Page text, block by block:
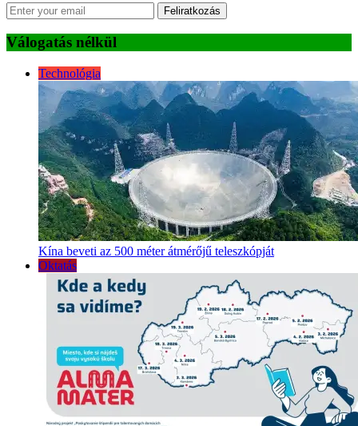
Feliratkozás
Válogatás nélkül
Technológia
Kína beveti az 500 méter átmérőjű teleszkópját
Oktatás